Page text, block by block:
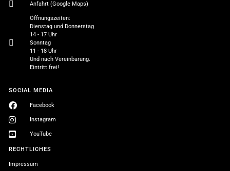
SOCIAL MEDIA
Facebook
Instagram
YouTube
RECHTLICHES
Impressum
Anfahrt (Google Maps)
Öffnungszeiten:
Dienstag und Donnerstag
14 - 17 Uhr
Sonntag
11 - 18 Uhr
Und nach Vereinbarung.
Eintritt frei!